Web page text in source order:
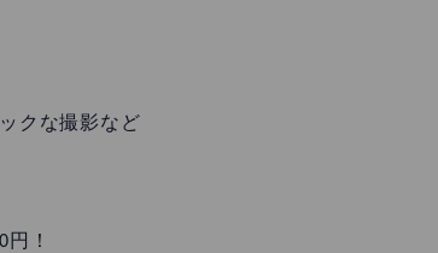
クな撮影など
！